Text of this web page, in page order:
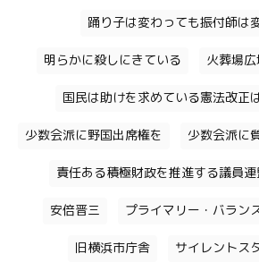
踊り子は変わっても振付師は
明らかに殺しにきている 火葬場
国民は助けを求めている憲法改正
少数会派に野国出席権を 少数会派に
責任ある積極財政を推進する議員
安倍晋三 プライマリー・バラン
旧横浜市庁舎 サイレントス